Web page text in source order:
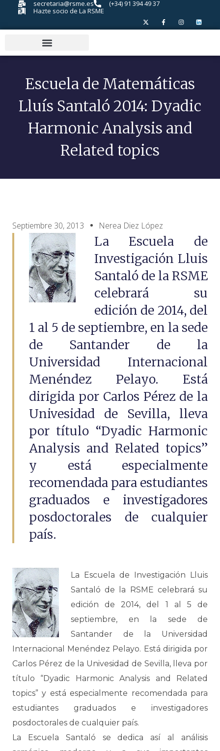
secretaria@rsme.es
(+34) 91 394 49 37
Hazte socio de La RSME
Escuela de Matemáticas
Lluís Santaló 2014: Dyadic
Harmonic Analysis and
Related topics
Septiembre 30, 2013 Nerea Diez López
La Escuela de
Investigación Lluis
Santaló de la RSME
celebrará su
edición de 2014, del
1 al 5 de septiembre, en la sede
de Santander de la
Universidad Internacional
Menéndez Pelayo. Está
dirigida por Carlos Pérez de la
Univesidad de Sevilla, lleva
por título “Dyadic Harmonic
Analysis and Related topics”
y está especialmente
recomendada para estudiantes
graduados e investigadores
posdoctorales de cualquier
país.
La Escuela de Investigación Lluis
Santaló de la RSME celebrará su
edición de 2014, del 1 al 5 de
septiembre, en la sede de
Santander de la Universidad
Internacional Menéndez Pelayo. Está dirigida por
Carlos Pérez de la Univesidad de Sevilla, lleva por
título “Dyadic Harmonic Analysis and Related
topics” y está especialmente recomendada para
estudiantes graduados e investigadores
posdoctorales de cualquier país.
La Escuela Santaló se dedica así al análisis